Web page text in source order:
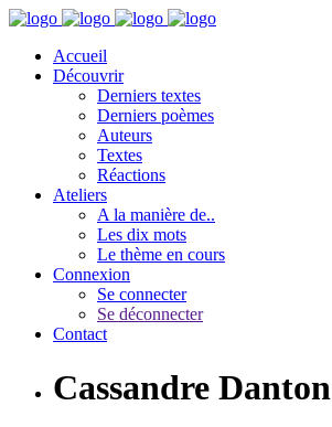
Accueil
Découvrir
Derniers textes
Derniers poèmes
Auteurs
Textes
Réactions
Ateliers
A la manière de..
Les dix mots
Le thème en cours
Connexion
Se connecter
Se déconnecter
Contact
Cassandre Danton